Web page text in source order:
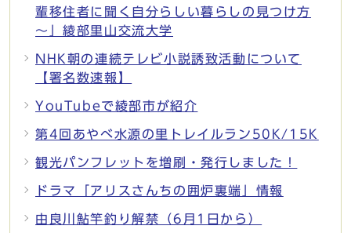
輩移住者に聞く自分らしい暮らしの見つけ方
～」綾部里山交流大学
NHK朝の連続テレビ小説誘致活動について
【署名数速報】
YouTubeで綾部市が紹介
第4回あやべ水源の里トレイルラン50K/15K
観光パンフレットを増刷・発行しました！
ドラマ「アリスさんちの囲炉裏端」情報
由良川鮎竿釣り解禁（6月1日から）